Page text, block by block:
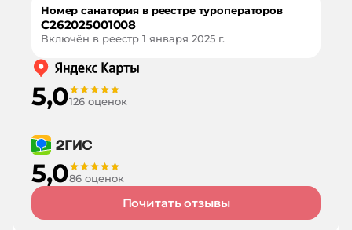
Номер санатория в реестре туроператоров
С262025001008
Включён в реестр 1 января 2025 г.
5,0126 оценок
5,086 оценок
Почитать отзывы